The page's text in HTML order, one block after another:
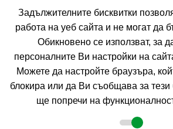
Транспорт
Собствен
Период
09.08.2026
Настаняване
Задължителните бисквитки
работа на уеб сайта и не могат да
Обикновено се използват, за
персоналните Ви настройки на
Можете да настройте браузъра,
блокира или да Ви съобщава за тези
ще попречи на